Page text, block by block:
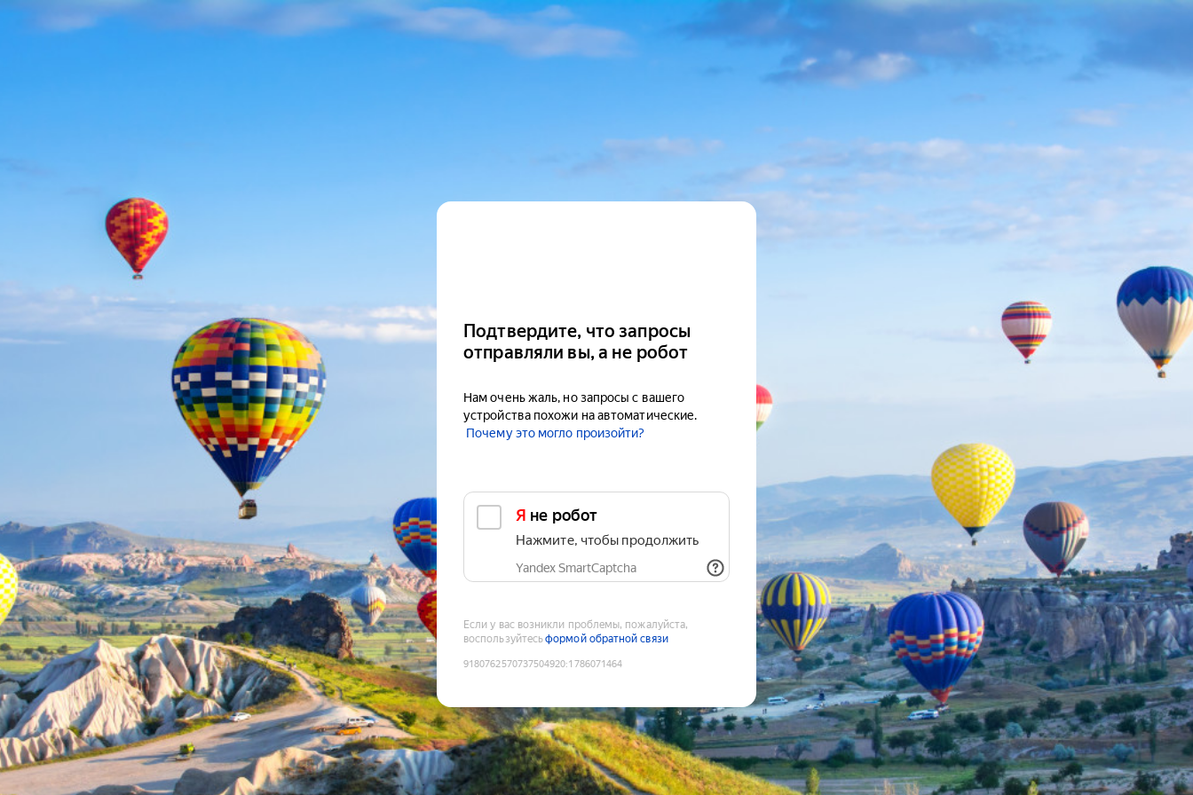
Подтвердите, что запросы
отправляли вы, а не робот
Нам очень жаль, но запросы с вашего
устройства похожи на автоматические.
Почему это могло произойти?
Я не робот
Нажмите, чтобы продолжить
Yandex SmartCaptcha
Если у вас возникли проблемы, пожалуйста,
воспользуйтесьформой обратной связи
9180762570737504920:1786071464